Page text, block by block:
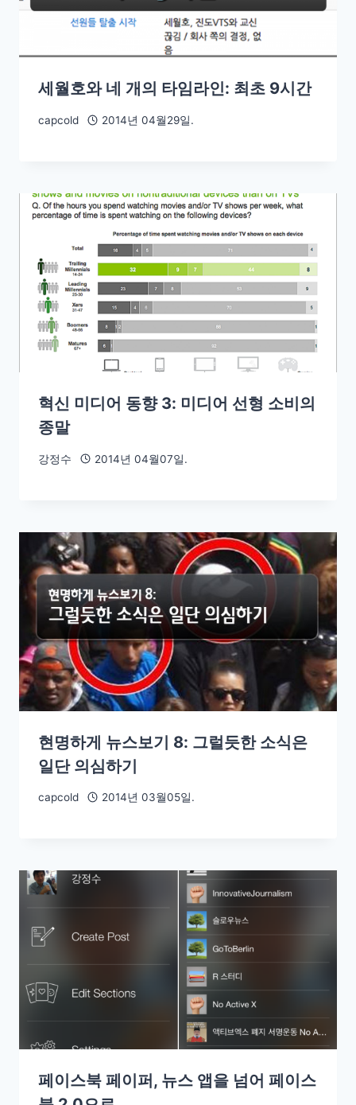
세월호와 네 개의 타임라인: 최초 9시간
capcold 2014년 04월29일.
혁신 미디어 동향 3: 미디어 선형 소비의
종말
강정수 2014년 04월07일.
현명하게 뉴스보기 8: 그럴듯한 소식은
일단 의심하기
capcold 2014년 03월05일.
페이스북 페이퍼, 뉴스 앱을 넘어 페이스